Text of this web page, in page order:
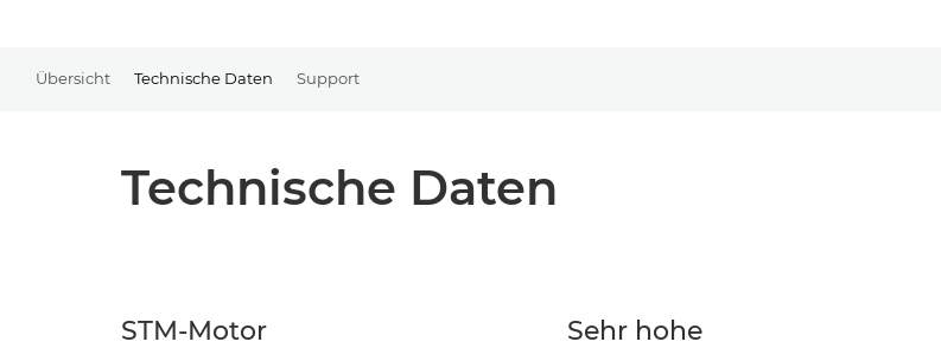
Übersicht Technische Daten Support
Technische Daten
STM-Motor
Sehr hohe